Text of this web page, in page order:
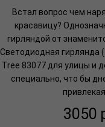
Встал вопрос чем
красавицу?
гирляндой от
Светодиодная гирлянда
Tree 83077 для улицы и
специально, что бы
3050